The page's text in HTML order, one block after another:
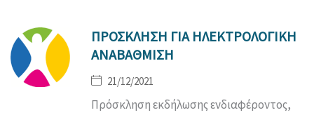
ΠΡΟΣΚΛΗΣΗ ΓΙΑ ΗΛΕΚΤΡΟΛΟΓΙΚΗ
ΑΝΑΒΑΘΜΙΣΗ
21/12/2021
Πρόσκληση εκδήλωσης ενδιαφέροντος,